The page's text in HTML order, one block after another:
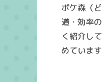
ポケ森（
道・効率
く紹介し
めています